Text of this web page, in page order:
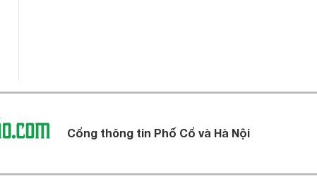
Cổng thông tin Phố Cổ và Hà Nội